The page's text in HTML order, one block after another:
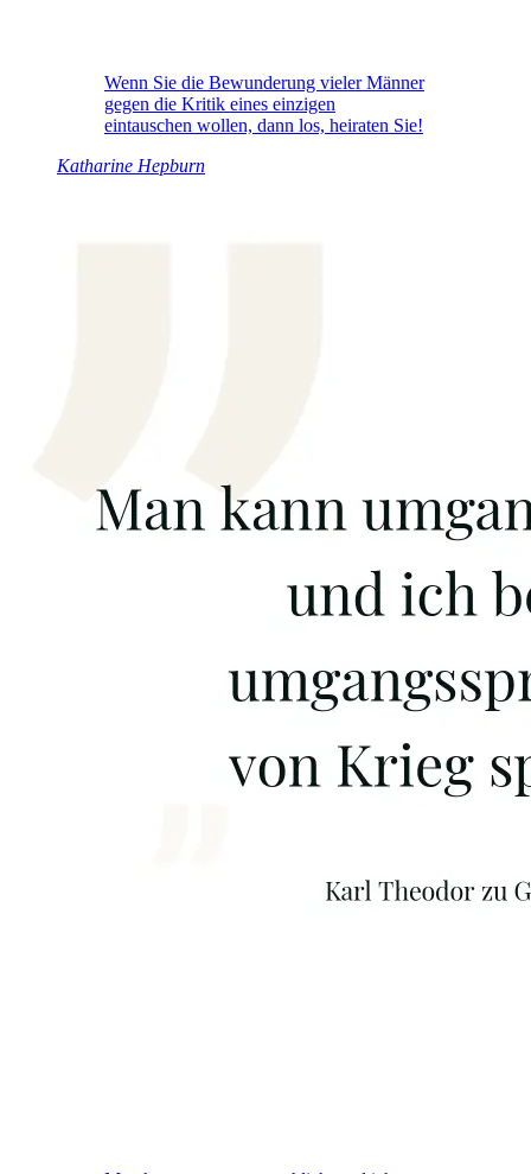
Wenn Sie die Bewunderung vieler Männer
gegen die Kritik eines einzigen
eintauschen wollen, dann los, heiraten Sie!
Katharine Hepburn